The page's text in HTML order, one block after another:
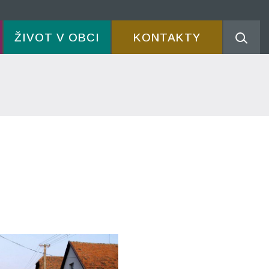
ŽIVOT V OBCI KONTAKTY